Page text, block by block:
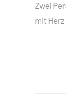
Zwei
mit